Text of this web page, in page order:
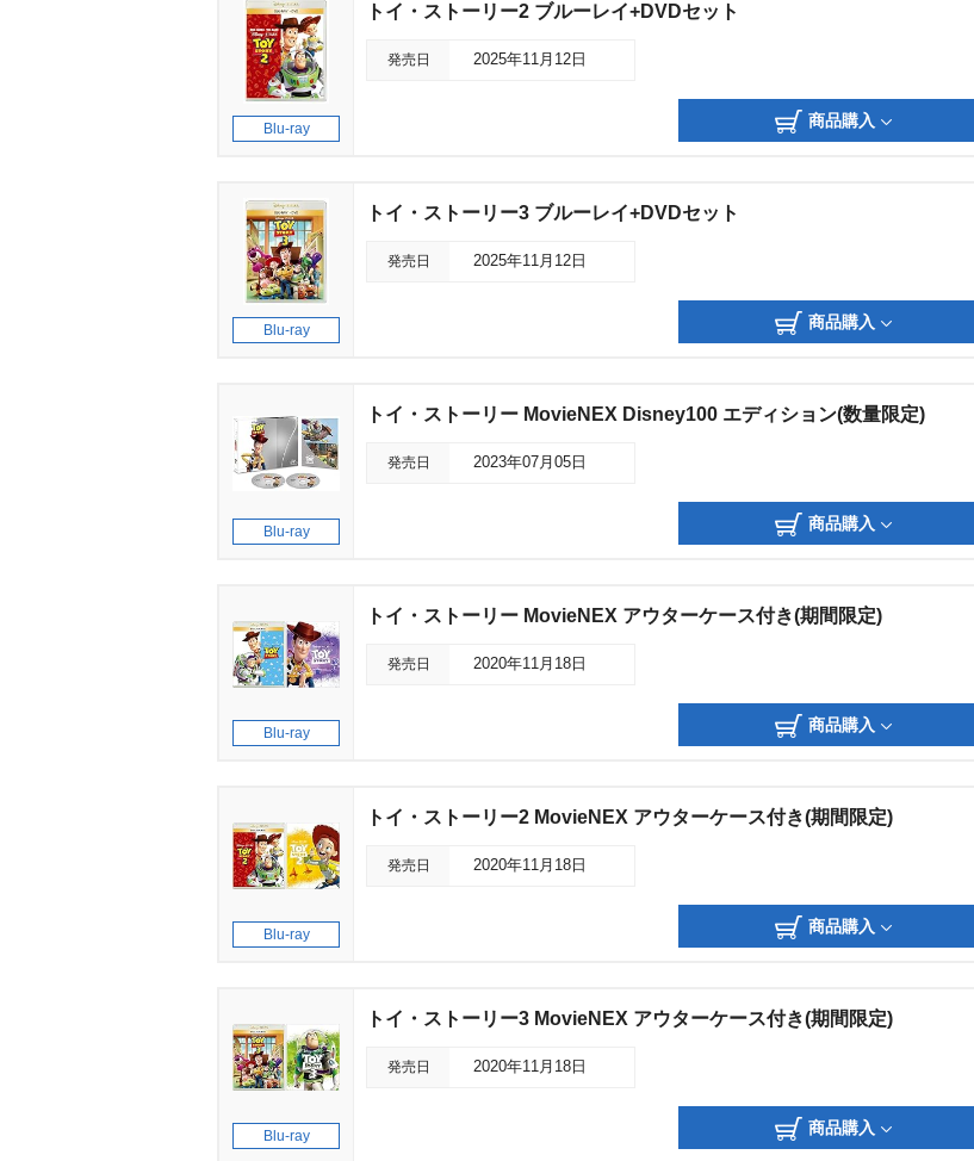
e
Blu-ray
トイ・ストーリー2 ブルーレイ+DVDセット
発売日 2025年11月12日
商品購入
Blu-ray
トイ・ストーリー3 ブルーレイ+DVDセット
発売日 2025年11月12日
商品購入
Blu-ray
トイ・ストーリー MovieNEX Disney100 エディション(数量限定)
発売日 2023年07月05日
商品購入
Blu-ray
トイ・ストーリー MovieNEX アウターケース付き(期間限定)
発売日 2020年11月18日
商品購入
Blu-ray
トイ・ストーリー2 MovieNEX アウターケース付き(期間限定)
発売日 2020年11月18日
商品購入
Blu-ray
トイ・ストーリー3 MovieNEX アウターケース付き(期間限定)
発売日 2020年11月18日
商品購入